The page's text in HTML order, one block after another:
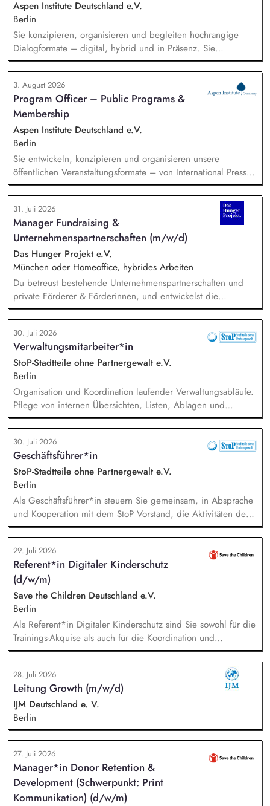
entwickelt in seinen Projekten dazu zielgruppengerechte und
innovative Unterrichtsmaterialien und begleitet pädagogische
Fachkräfte mit daran angeschlossenen
Weiterbildungsangeboten online wie offline.
Aspen Institute Deutschland e.V.
Berlin
Sie konzipieren, organisieren und begleiten hochrangige
Dialogformate – digital, hybrid und in Präsenz. Sie
identifizieren aktuelle Entwicklungen in den Bereichen
Handel, Technologie, Geopolitik und wirtschaftliche
Sicherheit und bereiten diese für Veranstaltungen,
Hintergrundgespräche, Publikationen und politische
Diskussionen auf. Sie identifizieren und gewinnen
Referent*innen sowie Diskussionspartner aus Politik,
Wirtschaft, Wissenschaft und Zivilgesellschaft.
3. August 2026
Program Officer – Public Programs &
Membership
Aspen Institute Deutschland e.V.
Berlin
Sie entwickeln, konzipieren und organisieren unsere
öffentlichen Veranstaltungsformate – von International Press
Roundtables, Deep Dive Discussions und Aspen Fireside
Chats bis hin zu besonderen Formaten wie der Aspen
Summer Party, der Aspen Gala und neuen
Veranstaltungsformaten. Sie identifizieren aktuelle politische
Themen und gewinnen hochrangige Referentinnen sowie
Diskussionspartnerinnen aus Politik, Wirtschaft, Wissenschaft,
Medien und Zivilgesellschaft.
31. Juli 2026
Manager Fundraising &
Unternehmenspartnerschaften (m/w/d)
Das Hunger Projekt e.V.
München oder Homeoffice, hybrides Arbeiten
Du betreust bestehende Unternehmenspartnerschaften und
private Förderer & Förderinnen, und entwickelst die
Zusammenarbeit systematisch weiter. Du identifizierst neue
Unternehmen und Förderer & Förderinnen und sprichst sie
aktiv an. Du planst und setzt Fundraising-Maßnahmen
eigenständig um und verfolgst deren Ergebnisse. Du
arbeitest eng mit der Landesdirektion, dem Marketing und
unseren Programmkollegen zusammen.
30. Juli 2026
Verwaltungsmitarbeiter*in
StoP-Stadtteile ohne Partnergewalt e.V.
Berlin
Organisation und Koordination laufender Verwaltungsabläufe.
Pflege von internen Übersichten, Listen, Ablagen und
Dokumentationen. Verwaltung von Terminen, Fristen,
Anfragen und interner Kommunikation. Unterstützung bei der
Organisation von Veranstaltungen (online und in Präsenz).
Administrative Unterstützung der Vereinsarbeit, insbesondere
bei der Verwaltung der Mitgliederdaten, Mitgliedsbeiträge,
Vereinsregister und bei der Organisation von
Vereinsgremien.
30. Juli 2026
Geschäftsführer*in
StoP-Stadtteile ohne Partnergewalt e.V.
Berlin
Als Geschäftsführer*in steuern Sie gemeinsam, in Absprache
und Kooperation mit dem StoP Vorstand, die Aktivitäten der
Bundesfachstelle StoP. Im Einzelnen bedeutet das:
Projektmanagement und Verantwortung für die Umsetzung
des Gesamtprojektes, Gesamtsteuerung und Sicherstellung
des wirtschaftlichen Betriebes der Geschäftsstelle und des
Vereins (Finanzierung, Controlling), Akquise von
Fördermitteln und Spenden sowie Personalverantwortung für
die Bundesfachstelle mit 4 Mitarbeitenden.
29. Juli 2026
Referent*in Digitaler Kinderschutz
(d/w/m)
Save the Children Deutschland e.V.
Berlin
Als Referent*in Digitaler Kinderschutz sind Sie sowohl für die
Trainings-Akquise als auch für die Koordination und
Durchführung von ca. zweistündigen Workshops
verantwortlich. Identifikation, Ansprache und Akquise von
Institutionen und Organisationen für Trainings zum sensiblen
Umgang mit Kinderfotos und -videos (z. B. Kitas, Schulen,
Sportvereine und -verbände, Jugendverbände,
Kinder-/Jugendreiseveranstalter). Eigenständige Konzeption
und Durchführung zielgruppengerechter Trainings in
digitalen Formaten sowie in Präsenz bei Auftraggebern.
28. Juli 2026
Leitung Growth (m/w/d)
IJM Deutschland e. V.
Berlin
27. Juli 2026
Manager*in Donor Retention &
Development (Schwerpunkt: Print
Kommunikation) (d/w/m)